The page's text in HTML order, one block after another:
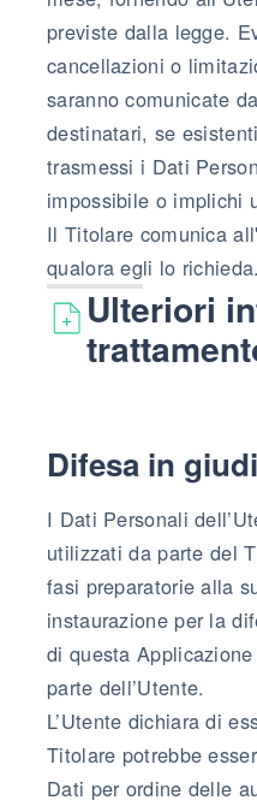
previste dalla legge.
cancellazioni o
saranno comunicate
destinatari, se
trasmessi i Dati
impossibile o implichi
Il Titolare comunica
qualora egli lo richieda.
Ulteriori
Difesa in
I Dati Personali
utilizzati da parte del
fasi preparatorie alla
instaurazione per la
di questa
parte dell’Utente.
L’Utente dichiara di
Titolare potrebbe
Dati per ordine delle